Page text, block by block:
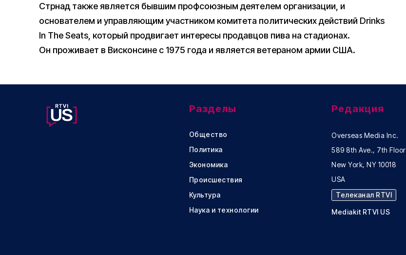
Стрнад также является бывшим профсоюзным деятелем организации, и
основателем и управляющим участником комитета политических действий Drinks
In The Seats, который продвигает интересы продавцов пива на стадионах.
Он проживает в Висконсине с 1975 года и является ветераном армии США.
Разделы
Общество
Политика
Экономика
Происшествия
Культура
Наука и технологии
Редакция
Overseas Media Inc.
589 8th Ave., 7th Floor
New York, NY 10018
USA
Телеканал RTVI
Mediakit RTVI US